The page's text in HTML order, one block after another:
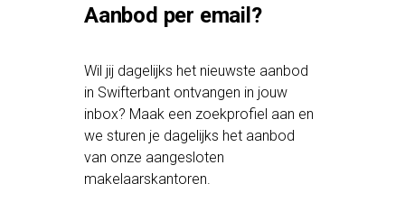
Aanbod per email?
Wil jij dagelijks het nieuwste aanbod
in Swifterbant ontvangen in jouw
inbox? Maak een zoekprofiel aan en
we sturen je dagelijks het aanbod
van onze aangesloten
makelaarskantoren.